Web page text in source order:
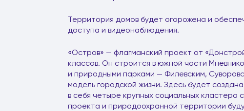
Территория домов будет огорожена и
доступа и видеонаблюдения.
«Остров» — флагманский проект от
классов. Он строится в южной части
и природными парками — Филевским,
модель городской жизни. Здесь будет
в себя четыре крупных социальных
проекта и природоохранной территории